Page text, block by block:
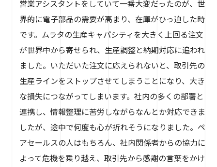
営業アシスタントをしていて一番大変だったのが、世
界的に電子部品の需要が高まり、在庫がひっ迫した時
です。ムラタの生産キャパシティを大きく上回る注文
が世界中から寄せられ、生産調整と納期対応に追われ
ました。いただいた注文に応えられないと、取引先の
生産ラインをストップさせてしまうことになり、大き
な損失につながってしまいます。社内の多くの部署と
連携し、情報整理に苦労しながらなんとか対応できま
したが、途中で何度も心が折れそうになりました。ペ
アセールスの人はもちろん、社内関係者からの協力に
よって危機を乗り越え、取引先から感謝の言葉をかけ